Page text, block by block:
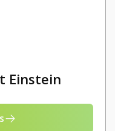
Einstein